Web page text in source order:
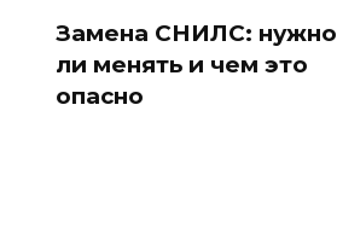
Замена СНИЛС: нужно
ли менять и чем это
опасно